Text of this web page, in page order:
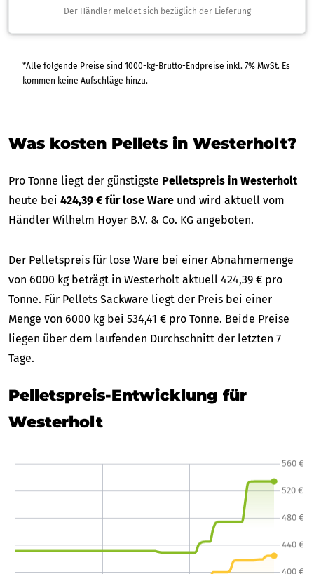
Der Händler meldet sich bezüglich der Lieferung
*Alle folgende Preise sind 1000-kg-Brutto-Endpreise inkl. 7% MwSt. Es
kommen keine Aufschläge hinzu.
Was kosten Pellets in Westerholt?
Pro Tonne liegt der günstigste Pelletspreis in Westerholt
heute bei 424,39 € für lose Ware und wird aktuell vom
Händler Wilhelm Hoyer B.V. & Co. KG angeboten.
Der Pelletspreis für lose Ware bei einer Abnahmemenge
von 6000 kg beträgt in Westerholt aktuell 424,39 € pro
Tonne. Für Pellets Sackware liegt der Preis bei einer
Menge von 6000 kg bei 534,41 € pro Tonne. Beide Preise
liegen über dem laufenden Durchschnitt der letzten 7
Tage.
Pelletspreis-Entwicklung für
Westerholt